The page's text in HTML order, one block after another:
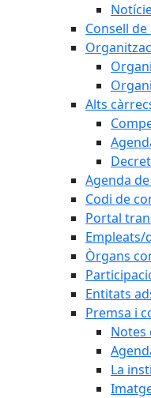
Consell
Alts
Agenda
Codi de
Portal
Empleats/
Òrgans
Entitats
Premsa i
Notes
La